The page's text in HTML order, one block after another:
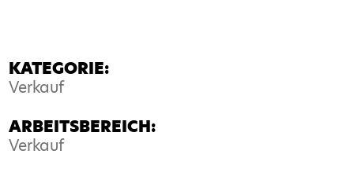
KATEGORIE:
Verkauf
ARBEITSBEREICH:
Verkauf